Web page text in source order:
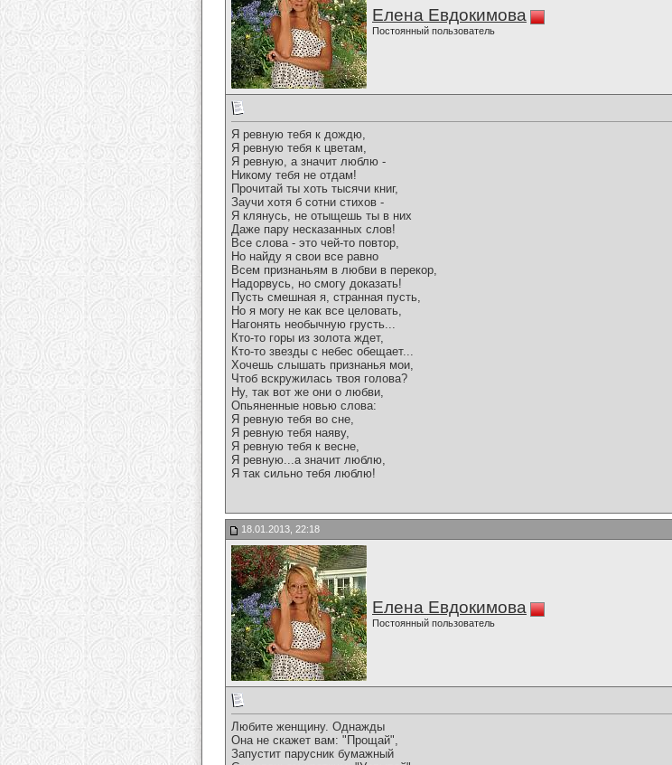
Елена Евдокимова
Постоянный пользователь
Я ревную тебя к дождю,
Я ревную тебя к цветам,
Я ревную, а значит люблю -
Никому тебя не отдам!
Прочитай ты хоть тысячи книг,
Заучи хотя б сотни стихов -
Я клянусь, не отыщешь ты в них
Даже пару несказанных слов!
Все слова - это чей-то повтор,
Но найду я свои все равно
Всем признаньям в любви в перекор,
Надорвусь, но смогу доказать!
Пусть смешная я, странная пусть,
Но я могу не как все целовать,
Нагонять необычную грусть...
Кто-то горы из золота ждет,
Кто-то звезды с небес обещает...
Хочешь слышать признанья мои,
Чтоб вскружилась твоя голова?
Ну, так вот же они о любви,
Опьяненные новью слова:
Я ревную тебя во сне,
Я ревную тебя наяву,
Я ревную тебя к весне,
Я ревную...а значит люблю,
Я так сильно тебя люблю!
18.01.2013, 22:18
Елена Евдокимова
Постоянный пользователь
Любите женщину. Однажды
Она не скажет вам: "Прощай",
Запустит парусник бумажный